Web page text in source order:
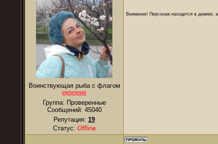
Воинствующая рыба с флагом
Группа: Проверенные
Сообщений: 45040
Репутация: 19
Статус: Offline
Внимание! Персонаж находится в домике,